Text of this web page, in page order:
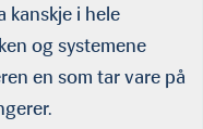
kanskje i hele
og systemene
en som tar vare på